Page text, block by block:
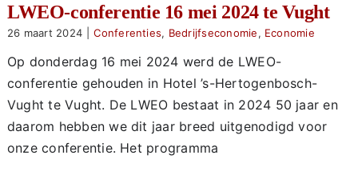
LWEO-conferentie 16 mei 2024 te Vught
26 maart 2024 Conferenties, Bedrijfseconomie, Economie
Op donderdag 16 mei 2024 werd de LWEO-
conferentie gehouden in Hotel ’s-Hertogenbosch-
Vught te Vught. De LWEO bestaat in 2024 50 jaar en
daarom hebben we dit jaar breed uitgenodigd voor
onze conferentie. Het programma